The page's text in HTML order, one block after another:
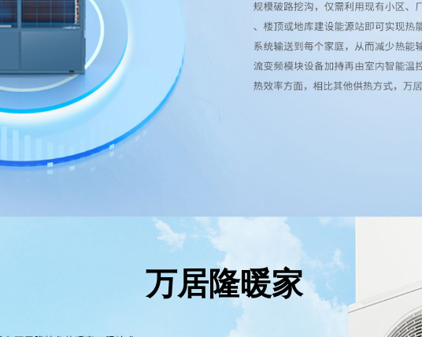
万居隆暖家